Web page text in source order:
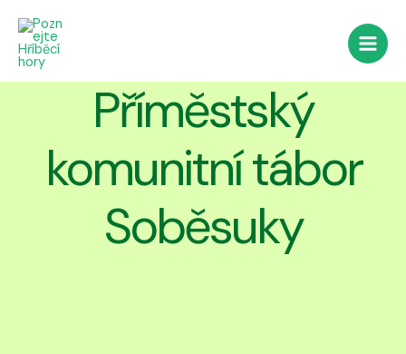
obsah
Main
Příměstský
komunitní tábor
Soběsuky